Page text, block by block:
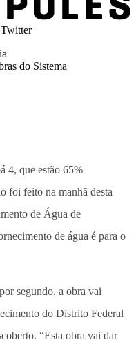
Twitter
4, que estão 65%
foi feito na manhã desta
de Água de
de água é para o
segundo, a obra vai
do Distrito Federal
“Esta obra vai dar